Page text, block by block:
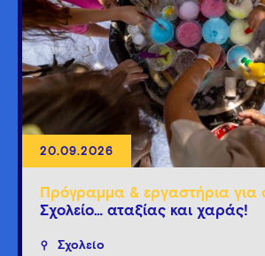
20.09.2026
Πρόγραμμα & εργαστήρια για
Σχολείο… αταξίας και χαράς!
Σχολείο